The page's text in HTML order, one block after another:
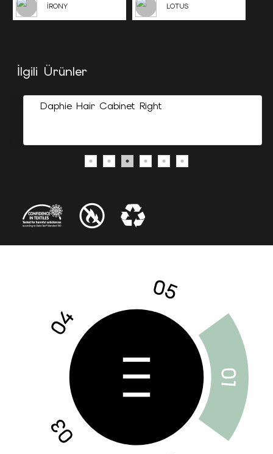
İRONY LOTUS
İlgili Ürünler
Daphie Hair Cabinet Right